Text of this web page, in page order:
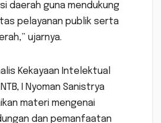
daerah guna mendukung
pelayanan publik serta
ujarnya.
Kekayaan Intelektual
I Nyoman Sanistrya
materi mengenai
dan pemanfaatan